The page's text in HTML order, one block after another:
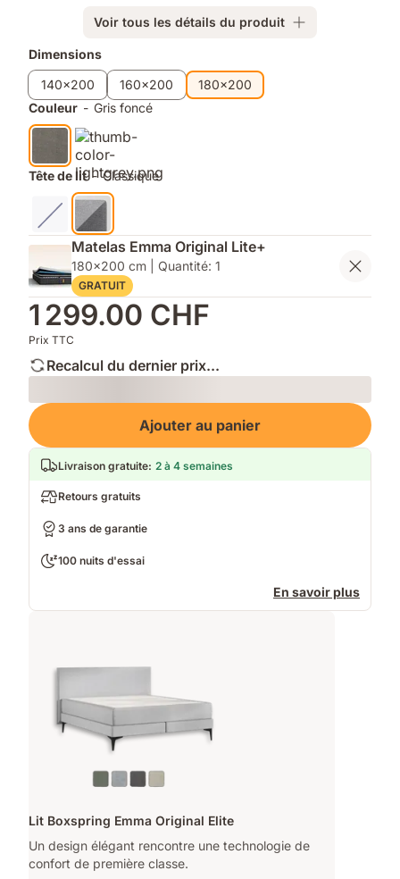
du
lit
Voir tous les détails du produit
Produits
supplémentaires
Dimensions
140x200
160x200
180x200
Couleur - Gris foncé
Tête de lit - Classique
Matelas Emma Original Lite+
180x200 cm | Quantité: 1
GRATUIT
1 299.00 CHF
Prix TTC
Recalcul du dernier prix...
Loading
Ajouter au panier
Livraison gratuite: 2 à 4 semaines
Retours gratuits
3 ans de garantie
100 nuits d'essai
En savoir plus
Lit Boxspring Emma Original Elite
Un design élégant rencontre une technologie de
confort de première classe.